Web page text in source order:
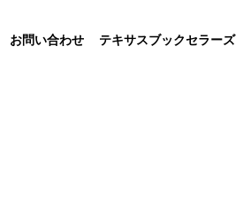
お問い合わせ テキサスブックセラーズ